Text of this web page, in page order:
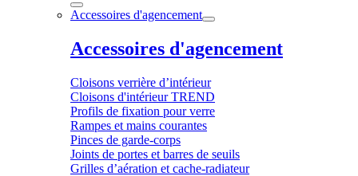
Accessoires d'agencement
Accessoires d'agencement
Cloisons verrière d’intérieur
Cloisons d'intérieur TREND
Profils de fixation pour verre
Rampes et mains courantes
Pinces de garde-corps
Joints de portes et barres de seuils
Grilles d’aération et cache-radiateur